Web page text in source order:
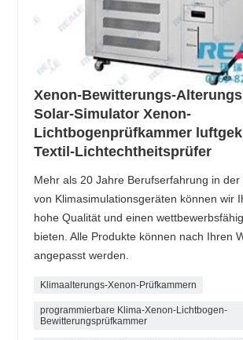
Xenon-Bewitterungs-
Solar-Simulator Xenon-
Lichtbogenprüfkammer
Textil-Lichtechtheitsprüfer
Mehr als 20 Jahre Berufserfahrung in der
von Klimasimulationsgeräten können wir
hohe Qualität und einen
bieten. Alle Produkte können nach Ihren
angepasst werden.
Klimaalterungs-Xenon-Prüfkammern
programmierbare Klima-Xenon-Lichtbogen-
Bewitterungsprüfkammer